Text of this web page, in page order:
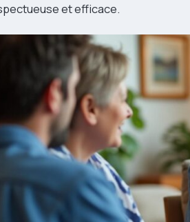
et efficace.